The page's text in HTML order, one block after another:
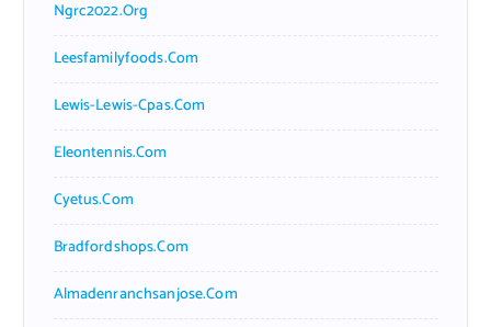
Ngrc2022.org
Leesfamilyfoods.com
Lewis-Lewis-Cpas.com
Eleontennis.com
Cyetus.com
Bradfordshops.com
Almadenranchsanjose.com